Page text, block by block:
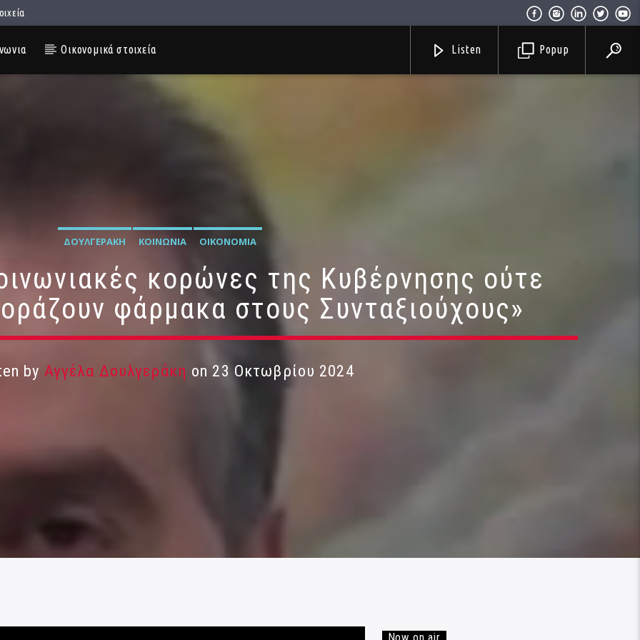
Οικονομικά στοιχεία Popup
Listen
ΔΟΥΛΓΕΡΆΚΗ ΚΟΙΝΩΝΊΑ ΟΙΚΟΝΟΜΊΑ
κορώνες της Κυβέρνησης ούτε
φάρμακα στους Συνταξιούχους»
by Αγγέλα Δουλγεράκη on 23 Οκτωβρίου 2024